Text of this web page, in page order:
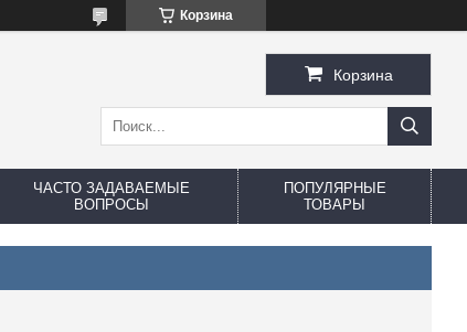
Корзина
Корзина
ЧАСТО ЗАДАВАЕМЫЕ
ВОПРОСЫ
ПОПУЛЯРНЫЕ
ТОВАРЫ